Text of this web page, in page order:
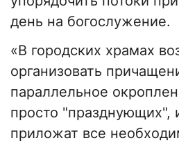
день на богослужение.
«В городских храмах
организовать
параллельное
просто "празднующих",
приложат все